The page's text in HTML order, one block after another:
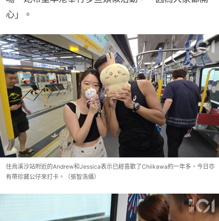
心」。
住烏溪沙站附近的Andrew和Jessica表示已經喜歡了Chiikawa約一年多，今日亦
有帶珍藏公仔來打卡。（張智浩攝）